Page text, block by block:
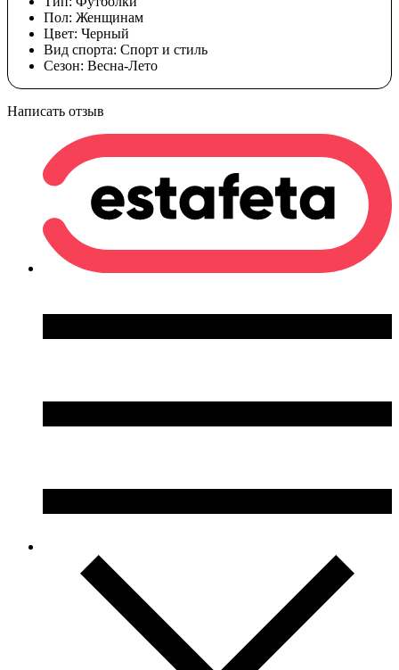
Пол: Женщинам
Цвет: Черный
Вид спорта: Спорт и стиль
Сезон: Весна-Лето
Написать отзыв